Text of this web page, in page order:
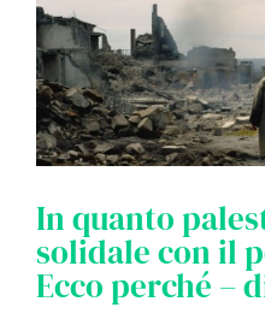
In quanto
solidale con il
Ecco perché –